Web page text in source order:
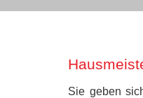
Sie geben